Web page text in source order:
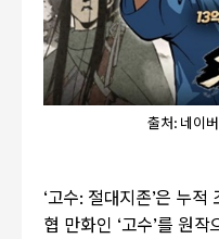
출처: 네이
‘고수: 절대지존’은 누적
협 만화인 ‘고수’를 원작